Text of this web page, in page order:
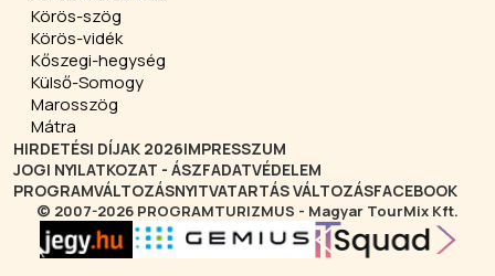
Körös-szög
Körös-vidék
Kőszegi-hegység
Külső-Somogy
Marosszög
Mátra
HIRDETÉSI DÍJAK 2026IMPRESSZUM
JOGI NYILATKOZAT - ÁSZFADATVÉDELEM
PROGRAMVÁLTOZÁSNYITVATARTÁS VÁLTOZÁSFACEBOOK
© 2007-2026 PROGRAMTURIZMUS - Magyar TourMix Kft.